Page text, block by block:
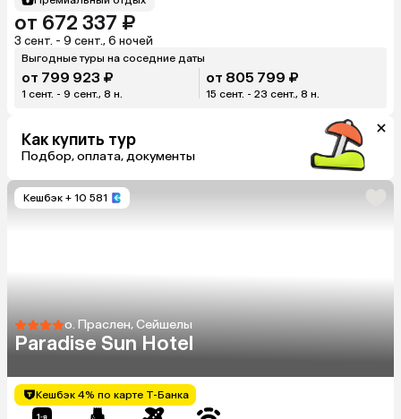
от 672 337 ₽
3 сент. - 9 сент., 6 ночей
Выгодные туры на соседние даты
от 799 923 ₽
1 сент. - 9 сент., 8 н.
от 805 799 ₽
15 сент. - 23 сент., 8 н.
Как купить тур
Подбор, оплата, документы
Кешбэк + 10 581
о. Праслен, Сейшелы
Paradise Sun Hotel
Кешбэк 4% по карте Т-Банка